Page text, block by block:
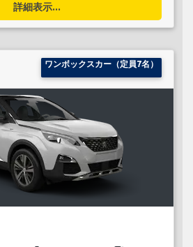
詳細表示...
ワンボックスカー（定員7名）